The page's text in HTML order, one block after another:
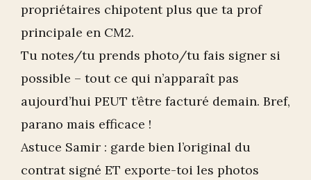
propriétaires chipotent plus que ta prof
principale en CM2.
Tu notes/tu prends photo/tu fais signer si
possible – tout ce qui n’apparaît pas
aujourd’hui PEUT t’être facturé demain. Bref,
parano mais efficace !
Astuce Samir : garde bien l’original du
contrat signé ET exporte-toi les photos